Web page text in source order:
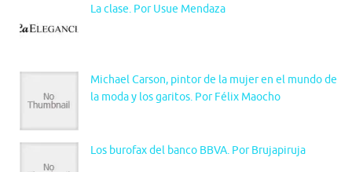
La clase. Por Usue Mendaza
Michael Carson, pintor de la mujer en el mundo de
la moda y los garitos. Por Félix Maocho
Los burofax del banco BBVA. Por Brujapiruja